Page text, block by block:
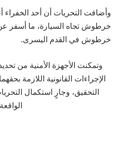
وأضافت التحريات أن أحد الخفراء
خرطوش تجاه السيارة، ما أسفر
خرطوش في القدم اليسرى.
وتمكنت الأجهزة الأمنية من
الإجراءات القانونية اللازمة
التحقيق، وجارٍ استكمال